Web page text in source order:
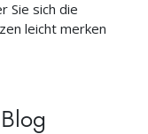
Sie sich die
leicht merken